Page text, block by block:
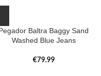
Baltra Baggy Sand
Washed Blue Jeans
€79.99